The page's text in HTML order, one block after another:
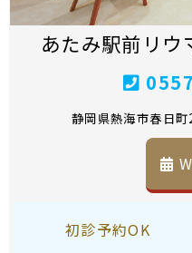
あたみ駅前リウ
静岡県熱海市春日
初診予約OK